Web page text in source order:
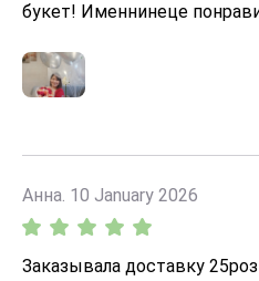
букет! Именнинеце
Анна. 10 January 2026
Заказывала доставку